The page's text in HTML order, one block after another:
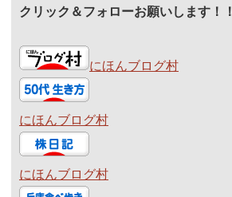
クリック＆フォローお願いします！！
にほんブログ村
にほんブログ村
にほんブログ村